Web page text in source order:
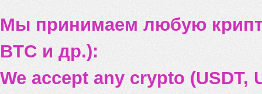
Мы принимаем любую
BTC и др.):
We accept any crypto (USDT,